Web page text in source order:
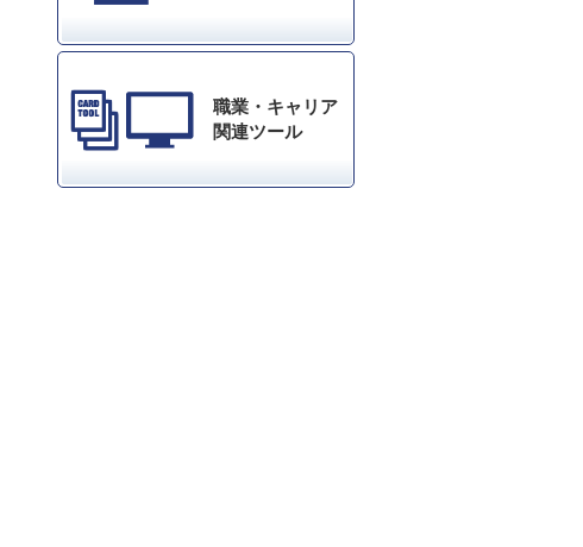
職業・キャリア
関連ツール